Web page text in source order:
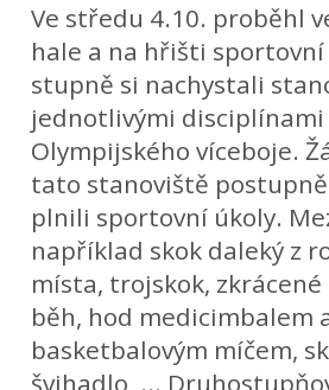
Ve středu 4.10. proběhl
hale a na hřišti sportovní
stupně si nachystali
jednotlivými disciplínami
Olympijského víceboje.
tato stanoviště
plnili sportovní úkoly.
například skok daleký z
místa, trojskok, zkrácené
běh, hod medicimbalem
basketbalovým míčem,
švihadlo, ...